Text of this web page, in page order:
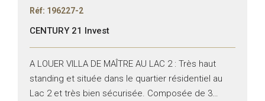
Réf: 196227-2
CENTURY 21 Invest
A LOUER VILLA DE MAÎTRE AU LAC 2 : Très haut
standing et située dans le quartier résidentiel au
Lac 2 et très bien sécurisée. Composée de 3